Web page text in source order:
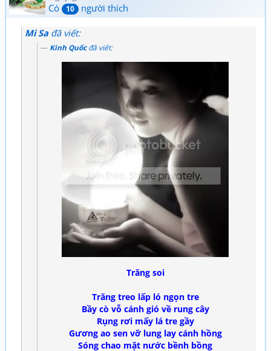
Có
10 người thích
Mi Sađã viết:
Kinh Quốcđã viết:
Trăng soi
Trăng treo lấp ló ngọn tre
Bầy cò vỗ cánh gió về rung cây
Rụng rơi mấy lá tre gầy
Gương ao sen vỡ lung lay cánh hồng
Sóng chao mặt nước bềnh bồng